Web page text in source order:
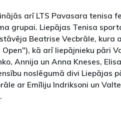
arī LTS Pavasara tenisa
grupai. Liepājas Tenisa
Beatrise Vecbrāle, kura
Open"), kā arī liepājnieku pāri
Annija un Anna Kneses,
noslēgumā divi Liepājas
ar Emīliju Indriksoni un